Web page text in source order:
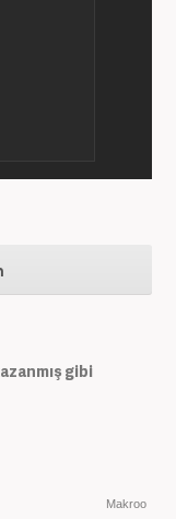
gibi
Makroo